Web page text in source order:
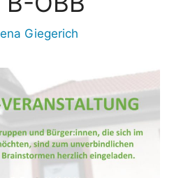
Giegerich